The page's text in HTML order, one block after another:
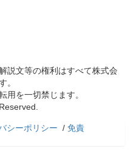
説文等の権利はすべて株式会
。
用を一切禁じます。
シーポリシー / 免責